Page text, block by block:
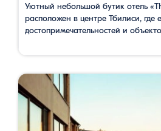
Уютный небольшой бутик отель
расположен в центре Тбилиси, где
достопримечательностей и
минут можно дойти. Номера
просторные, имеют сейф,
кабельными каналами, …